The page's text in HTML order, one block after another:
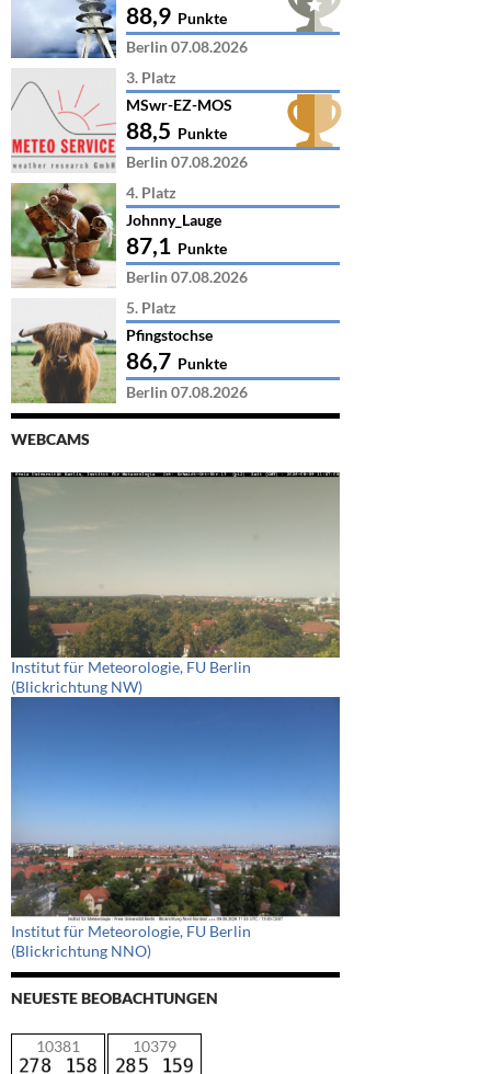
88,9 Punkte
Berlin 07.08.2026
3. Platz
MSwr-EZ-MOS
88,5 Punkte
Berlin 07.08.2026
4. Platz
Johnny_Lauge
87,1 Punkte
Berlin 07.08.2026
5. Platz
Pfingstochse
86,7 Punkte
Berlin 07.08.2026
WEBCAMS
Institut für Meteorologie, FU Berlin
(Blickrichtung NW)
Institut für Meteorologie, FU Berlin
(Blickrichtung NNO)
NEUESTE BEOBACHTUNGEN
10381 10379